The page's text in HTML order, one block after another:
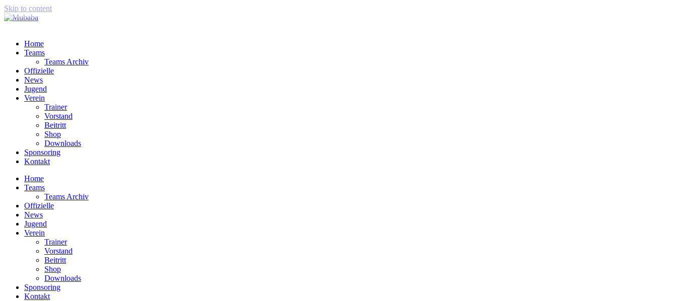
Skip to content
Home
Teams
Teams Archiv
Offizielle
News
Jugend
Verein
Trainer
Vorstand
Beitritt
Shop
Downloads
Sponsoring
Kontakt
Home
Teams
Teams Archiv
Offizielle
News
Jugend
Verein
Trainer
Vorstand
Beitritt
Shop
Downloads
Sponsoring
Kontakt